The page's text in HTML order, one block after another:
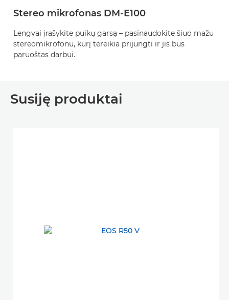
Stereo mikrofonas DM-E100
Lengvai įrašykite puikų garsą – pasinaudokite šiuo mažu
stereomikrofonu, kurį tereikia prijungti ir jis bus
paruoštas darbui.
Susiję produktai